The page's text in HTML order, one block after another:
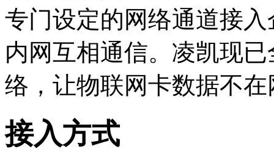
专门设定的网络通道接
内网互相通信。凌凯现
络，让物联网卡数据不在
接入方式